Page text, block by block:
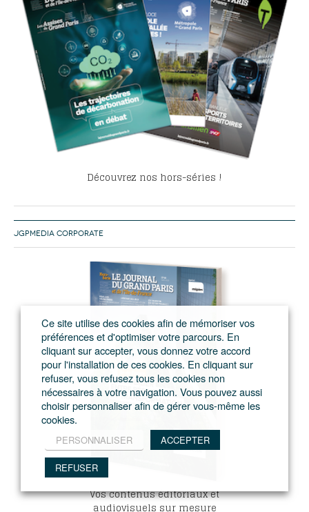
Découvrez nos hors-séries !
JGPMEDIA CORPORATE
Vos contenus éditoriaux et
audiovisuels sur mesure
Ce site utilise des cookies afin de mémoriser vos
préférences et d'optimiser votre parcours. En
cliquant sur accepter, vous donnez votre accord
pour l'installation de ces cookies. En cliquant sur
refuser, vous refusez tous les cookies non
nécessaires à votre navigation. Vous pouvez aussi
choisir personnaliser afin de gérer vous-même les
cookies.
PERSONNALISER ACCEPTER
REFUSER